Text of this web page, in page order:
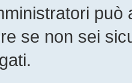
può
se non sei